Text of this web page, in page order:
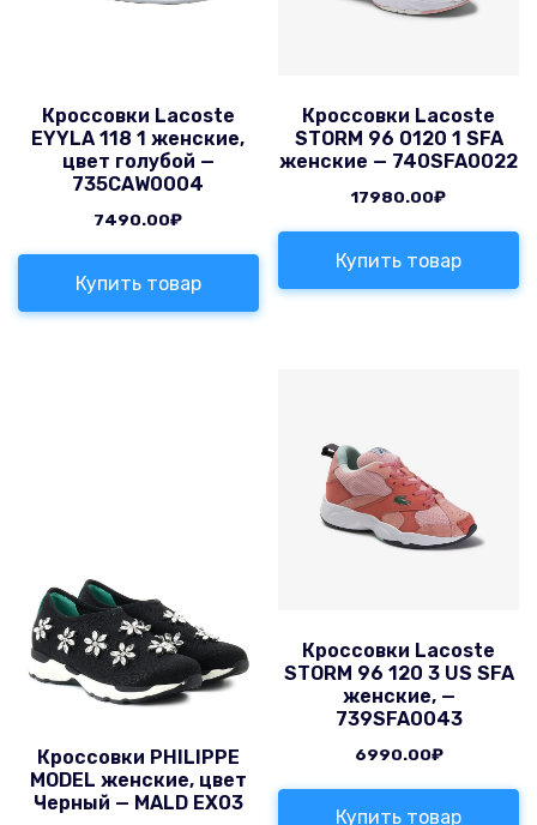
Кроссовки Lacoste
EYYLA 118 1 женские,
цвет голубой —
735CAW0004
7490.00₽
Купить товар
Кроссовки Lacoste
STORM 96 0120 1 SFA
женские — 740SFA0022
17980.00₽
Купить товар
Кроссовки PHILIPPE
MODEL женские, цвет
Черный — MALD EX03
Кроссовки Lacoste
STORM 96 120 3 US SFA
женские, —
739SFA0043
6990.00₽
Купить товар